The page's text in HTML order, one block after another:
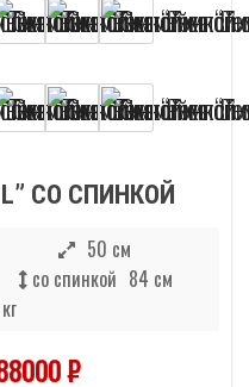
СО СПИНКОЙ
50 см
со спинкой 84 см
₽